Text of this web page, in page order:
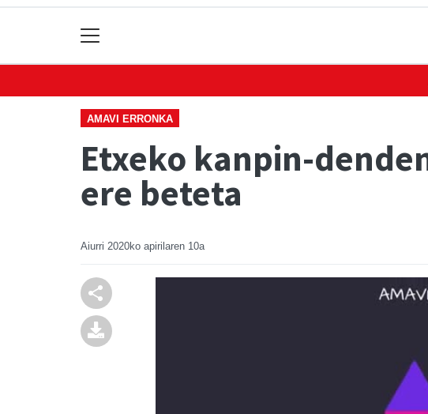
AMAVI ERRONKA
Etxeko kanpin-
ere beteta
Aiurri 2020ko apirilaren 10a